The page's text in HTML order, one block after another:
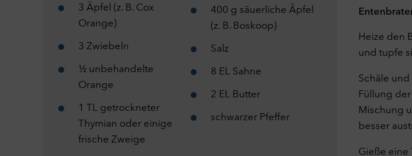
3 Äpfel (z. B. Cox
Orange)
3 Zwiebeln
½ unbehandelte
Orange
1 TL getrockneter
Thymian oder einige
frische Zweige
400 g säuerliche Äpfel
(z. B. Boskoop)
Salz
8 EL Sahne
2 EL Butter
schwarzer Pfeffer
Heize den
und tupfe
Schäle
Füllung
Mischung
besser
Gieße eine
Technisch notwendige Cookies helfen
machen, indem sie Grundfunktionen wie
sichere Bereiche der Webseite
Cookies nicht richtig funktionieren.
Performance
Mit diesen Cookies kann die Reichweite
werden. Die Cookies ermöglichen es uns
Website vor dem Zugriff auf unsere
Website genutzt wurde. Diese Daten
Optimierung unserer Website durch